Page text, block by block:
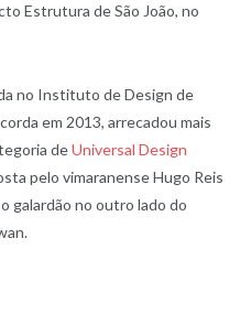
Estrutura de São João, no
no Instituto de Design de
em 2013, arrecadou mais
deUniversal Design
pelo vimaranense Hugo Reis
galardão no outro lado do